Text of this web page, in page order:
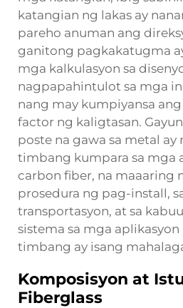
katangian ng lakas ay
pareho anuman ang
ganitong pagkakatugma
mga kalkulasyon sa
nagpapahintulot sa mga
nang may kumpiyansa
factor ng kaligtasan.
poste na gawa sa metal ay
timbang kumpara sa mga
carbon fiber, na maaaring
prosedura ng pag-install,
transportasyon, at sa
sistema sa mga aplikasyon
timbang ay isang
Komposisyon at
Fiberglass